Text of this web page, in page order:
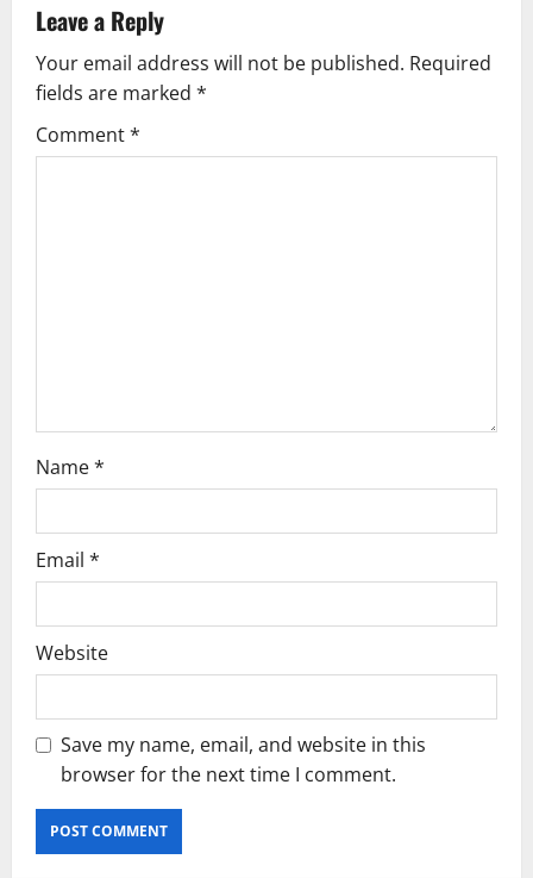
v
i
g
Leave a Reply
Your email address will not be published. Required
fields are marked *
Comment*
Name*
Email *
Website
Save my name, email, and website in this
browser for the next time I comment.